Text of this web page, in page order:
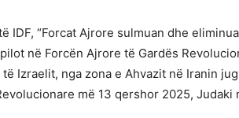
IDF, “Forcat Ajrore sulmuan dhe
në Forcën Ajrore të Gardës
Izraelit, nga zona e Ahvazit në Iranin
më 13 qershor 2025,